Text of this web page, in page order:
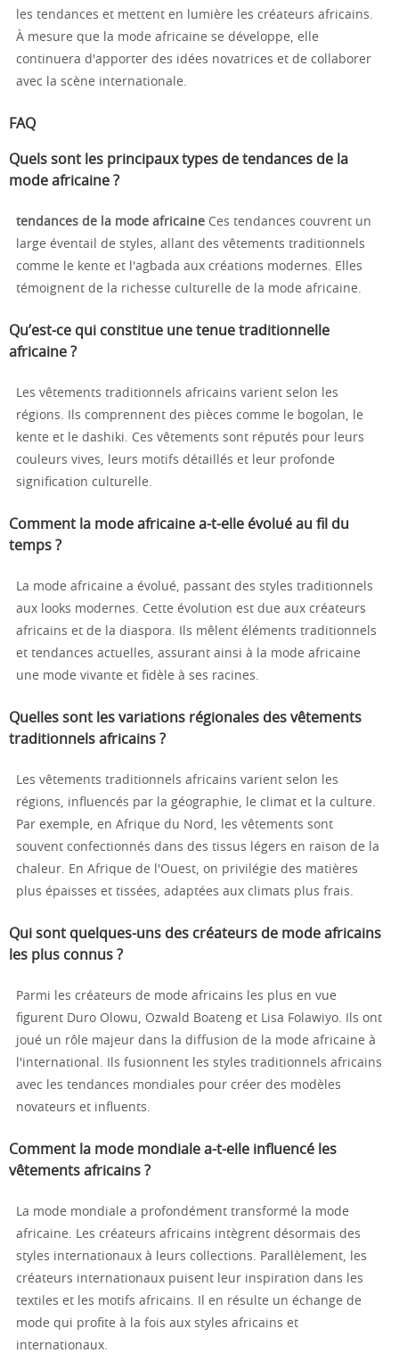
les tendances et mettent en lumière les créateurs africains.
À mesure que la mode africaine se développe, elle
continuera d'apporter des idées novatrices et de collaborer
avec la scène internationale.
FAQ
Quels sont les principaux types de tendances de la
mode africaine ?
tendances de la mode africaine Ces tendances couvrent un
large éventail de styles, allant des vêtements traditionnels
comme le kente et l'agbada aux créations modernes. Elles
témoignent de la richesse culturelle de la mode africaine.
Qu’est-ce qui constitue une tenue traditionnelle
africaine ?
Les vêtements traditionnels africains varient selon les
régions. Ils comprennent des pièces comme le bogolan, le
kente et le dashiki. Ces vêtements sont réputés pour leurs
couleurs vives, leurs motifs détaillés et leur profonde
signification culturelle.
Comment la mode africaine a-t-elle évolué au fil du
temps ?
La mode africaine a évolué, passant des styles traditionnels
aux looks modernes. Cette évolution est due aux créateurs
africains et de la diaspora. Ils mêlent éléments traditionnels
et tendances actuelles, assurant ainsi à la mode africaine
une mode vivante et fidèle à ses racines.
Quelles sont les variations régionales des vêtements
traditionnels africains ?
Les vêtements traditionnels africains varient selon les
régions, influencés par la géographie, le climat et la culture.
Par exemple, en Afrique du Nord, les vêtements sont
souvent confectionnés dans des tissus légers en raison de la
chaleur. En Afrique de l'Ouest, on privilégie des matières
plus épaisses et tissées, adaptées aux climats plus frais.
Qui sont quelques-uns des créateurs de mode africains
les plus connus ?
Parmi les créateurs de mode africains les plus en vue
figurent Duro Olowu, Ozwald Boateng et Lisa Folawiyo. Ils ont
joué un rôle majeur dans la diffusion de la mode africaine à
l'international. Ils fusionnent les styles traditionnels africains
avec les tendances mondiales pour créer des modèles
novateurs et influents.
Comment la mode mondiale a-t-elle influencé les
vêtements africains ?
La mode mondiale a profondément transformé la mode
africaine. Les créateurs africains intègrent désormais des
styles internationaux à leurs collections. Parallèlement, les
créateurs internationaux puisent leur inspiration dans les
textiles et les motifs africains. Il en résulte un échange de
mode qui profite à la fois aux styles africains et
internationaux.